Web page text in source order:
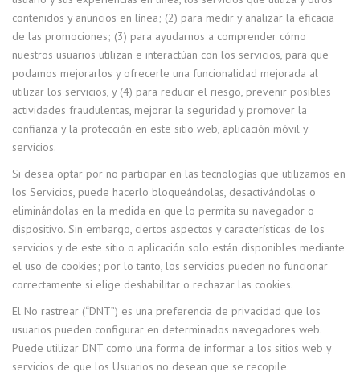
contenidos y anuncios en línea; (2) para medir y analizar la eficacia
de las promociones; (3) para ayudarnos a comprender cómo
nuestros usuarios utilizan e interactúan con los servicios, para que
podamos mejorarlos y ofrecerle una funcionalidad mejorada al
utilizar los servicios, y (4) para reducir el riesgo, prevenir posibles
actividades fraudulentas, mejorar la seguridad y promover la
confianza y la protección en este sitio web, aplicación móvil y
servicios.
Si desea optar por no participar en las tecnologías que utilizamos en
los Servicios, puede hacerlo bloqueándolas, desactivándolas o
eliminándolas en la medida en que lo permita su navegador o
dispositivo. Sin embargo, ciertos aspectos y características de los
servicios y de este sitio o aplicación solo están disponibles mediante
el uso de cookies; por lo tanto, los servicios pueden no funcionar
correctamente si elige deshabilitar o rechazar las cookies.
El No rastrear (“DNT”) es una preferencia de privacidad que los
usuarios pueden configurar en determinados navegadores web.
Puede utilizar DNT como una forma de informar a los sitios web y
servicios de que los Usuarios no desean que se recopile